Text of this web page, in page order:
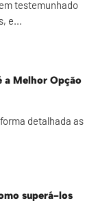
testemunhado
e...
a Melhor Opção
detalhada as
superá-los